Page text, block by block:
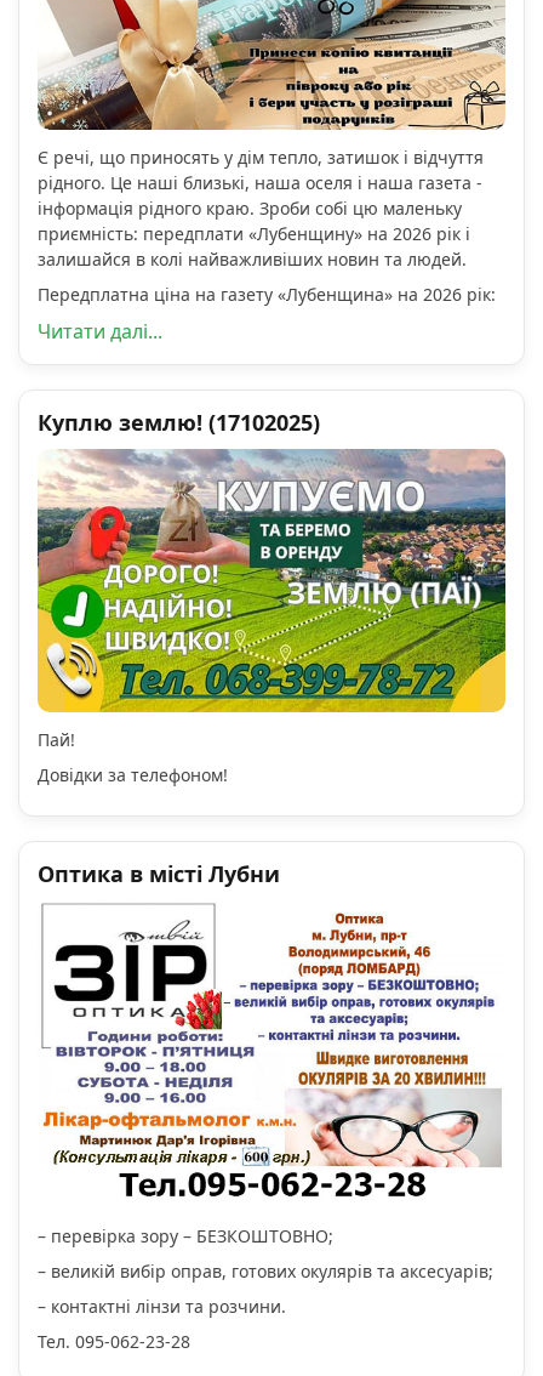
Є речі, що приносять у дім тепло, затишок і відчуття
рідного. Це наші близькі, наша оселя і наша газета -
інформація рідного краю. Зроби собі цю маленьку
приємність: передплати «Лубенщину» на 2026 рік і
залишайся в колі найважливіших новин та людей.
Передплатна ціна на газету «Лубенщина» на 2026 рік:
Читати далі...
Куплю землю! (17102025)
Пай!
Довідки за телефоном!
Оптика в місті Лубни
– перевірка зору – БЕЗКОШТОВНО;
– великій вибір оправ, готових окулярів та аксесуарів;
– контактні лінзи та розчини.
Тел. 095-062-23-28